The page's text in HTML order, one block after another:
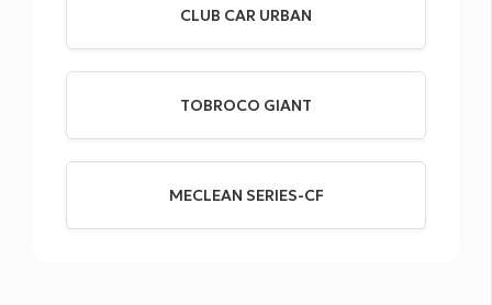
CLUB CAR URBAN
TOBROCO GIANT
MECLEAN SERIES-CF